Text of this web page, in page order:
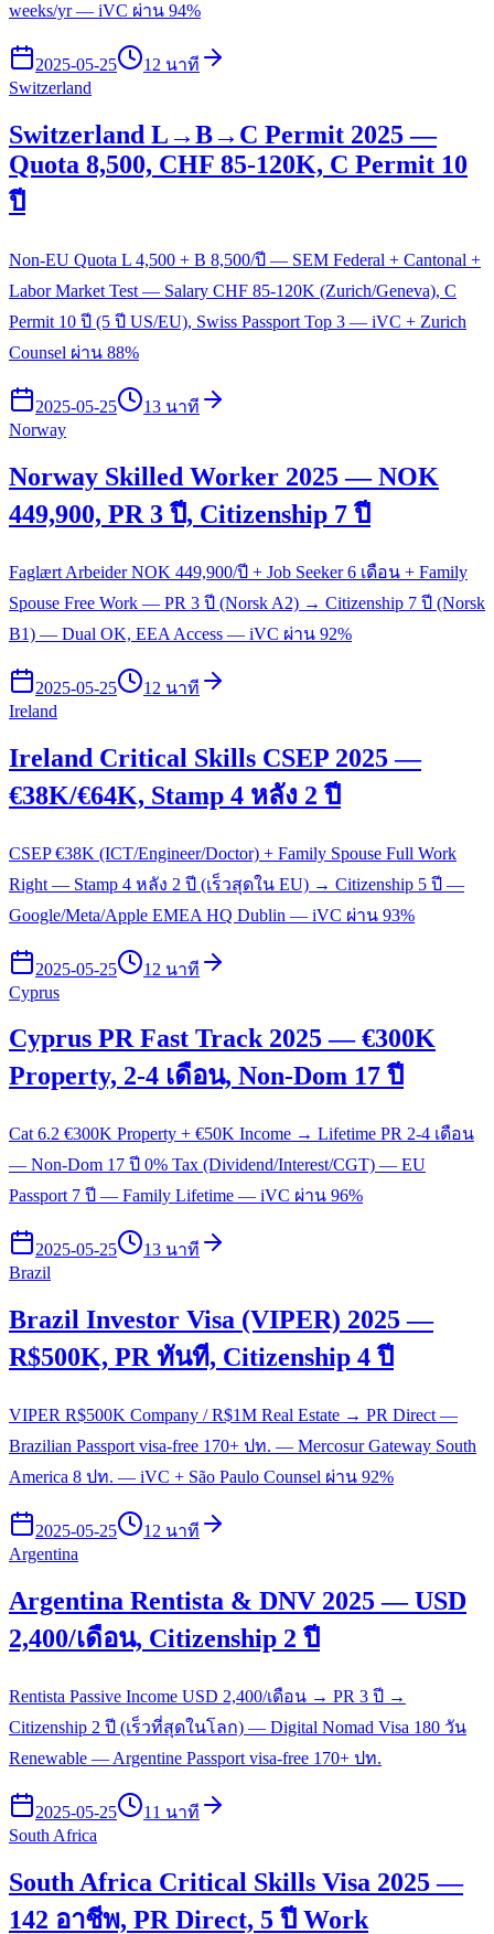
weeks/yr — iVC ผ่าน 94%
2025-05-25
12 นาที
Switzerland
Switzerland L→B→C Permit 2025 —
Quota 8,500, CHF 85-120K, C Permit 10
ปี
Non-EU Quota L 4,500 + B 8,500/ปี — SEM Federal + Cantonal +
Labor Market Test — Salary CHF 85-120K (Zurich/Geneva), C
Permit 10 ปี (5 ปี US/EU), Swiss Passport Top 3 — iVC + Zurich
Counsel ผ่าน 88%
2025-05-25
13 นาที
Norway
Norway Skilled Worker 2025 — NOK
449,900, PR 3 ปี, Citizenship 7 ปี
Faglært Arbeider NOK 449,900/ปี + Job Seeker 6 เดือน + Family
Spouse Free Work — PR 3 ปี (Norsk A2) → Citizenship 7 ปี (Norsk
B1) — Dual OK, EEA Access — iVC ผ่าน 92%
2025-05-25
12 นาที
Ireland
Ireland Critical Skills CSEP 2025 —
€38K/€64K, Stamp 4 หลัง 2 ปี
CSEP €38K (ICT/Engineer/Doctor) + Family Spouse Full Work
Right — Stamp 4 หลัง 2 ปี (เร็วสุดใน EU) → Citizenship 5 ปี —
Google/Meta/Apple EMEA HQ Dublin — iVC ผ่าน 93%
2025-05-25
12 นาที
Cyprus
Cyprus PR Fast Track 2025 — €300K
Property, 2-4 เดือน, Non-Dom 17 ปี
Cat 6.2 €300K Property + €50K Income → Lifetime PR 2-4 เดือน
— Non-Dom 17 ปี 0% Tax (Dividend/Interest/CGT) — EU
Passport 7 ปี — Family Lifetime — iVC ผ่าน 96%
2025-05-25
13 นาที
Brazil
Brazil Investor Visa (VIPER) 2025 —
R$500K, PR ทันที, Citizenship 4 ปี
VIPER R$500K Company / R$1M Real Estate → PR Direct —
Brazilian Passport visa-free 170+ ปท. — Mercosur Gateway South
America 8 ปท. — iVC + São Paulo Counsel ผ่าน 92%
2025-05-25
12 นาที
Argentina
Argentina Rentista & DNV 2025 — USD
2,400/เดือน, Citizenship 2 ปี
Rentista Passive Income USD 2,400/เดือน → PR 3 ปี →
Citizenship 2 ปี (เร็วที่สุดในโลก) — Digital Nomad Visa 180 วัน
Renewable — Argentine Passport visa-free 170+ ปท.
2025-05-25
11 นาที
South Africa
South Africa Critical Skills Visa 2025 —
142 อาชีพ, PR Direct, 5 ปี Work